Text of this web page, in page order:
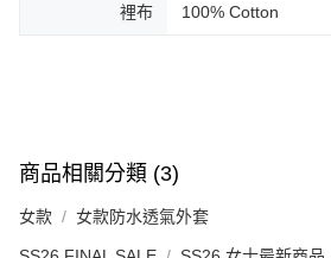
裡布 100% Cotton
商品相關分類 (3)
女款 女款防水透氣外套